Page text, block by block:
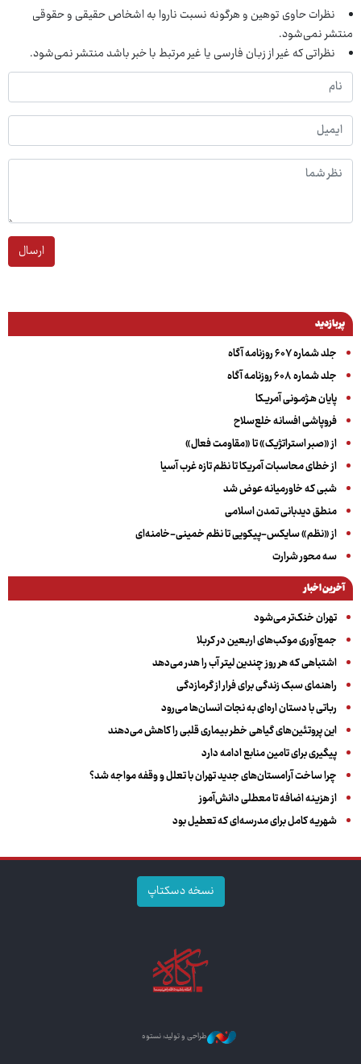
نظرات حاوی توهین و هرگونه نسبت ناروا به اشخاص حقیقی و حقوقی
منتشر نمی‌شود.
نظراتی که غیر از زبان فارسی یا غیر مرتبط با خبر باشد منتشر نمی‌شود.
ارسال
پربازدید
جلد شماره ۶۰۷ روزنامه آگاه
جلد شماره ۶۰۸ روزنامه آگاه
پایان هـژمـونی آمریـکا
فروپاشی افسانه خلع‌سلاح
از «صبر استراتژیک» تا «مقاومت فعال»
از خطای محاسبات آمریکا تا نظم تازه غرب آسیا
شبی که خاورمیانه عوض شد
منطق دیدبانی تمدن اسلامی
از «نظم» سایکس-پیکویی تا نظم خمینی-خامنه‌ای
سه‌ محور شرارت
آخرین اخبار
تهران خنک‌تر می‌شود
جمع‌آوری موکب‌های اربعین در کربلا
اشتباهی که هر روز چندین لیتر آب را هدر می‌دهد
راهنمای سبک زندگی برای فرار از گرمازدگی
رباتی با دستان اره‌ای به نجات انسان‌ها می‌رود
این پروتئین‌های گیاهی خطر بیماری قلبی را کاهش می‌دهند
پیگیری برای تامین منابع ادامه دارد
چرا ساخت آرامستان‌های جدید تهران با تعلل و وقفه مواجه شد؟
از هزینه اضافه تا معطلی دانش‌آموز
شهریه کامل برای مدرسه‌ای که تعطیل بود
نسخه دسکتاپ
طراحی و تولید: نستوه